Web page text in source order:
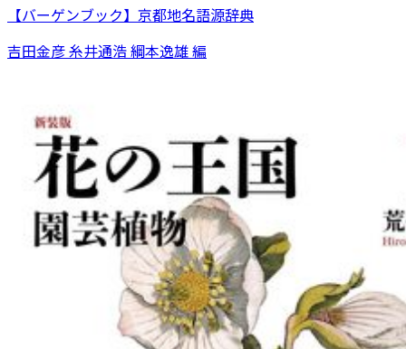
【バーゲンブック】京都地名語源辞典
吉田金彦 糸井通浩 綱本逸雄 編